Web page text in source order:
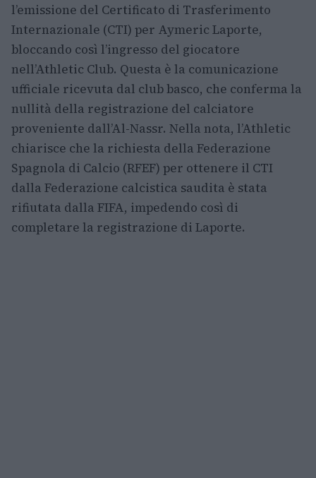
l’emissione del Certificato di Trasferimento
Internazionale (CTI) per Aymeric Laporte,
bloccando così l’ingresso del giocatore
nell’Athletic Club. Questa è la comunicazione
ufficiale ricevuta dal club basco, che conferma la
nullità della registrazione del calciatore
proveniente dall’Al-Nassr. Nella nota, l’Athletic
chiarisce che la richiesta della Federazione
Spagnola di Calcio (RFEF) per ottenere il CTI
dalla Federazione calcistica saudita è stata
rifiutata dalla FIFA, impedendo così di
completare la registrazione di Laporte.